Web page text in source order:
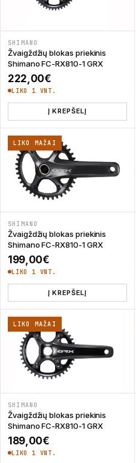
SHIMANO
Žvaigždžių blokas priekinis
Shimano FC-RX810-1 GRX
222,00€
LIKO 1 VNT.
Į KREPŠELĮ
LIKO MAŽAI
SHIMANO
Žvaigždžių blokas priekinis
Shimano FC-RX810-1 GRX
199,00€
LIKO 1 VNT.
Į KREPŠELĮ
LIKO MAŽAI
SHIMANO
Žvaigždžių blokas priekinis
Shimano FC-RX810-1 GRX
189,00€
LIKO 1 VNT.